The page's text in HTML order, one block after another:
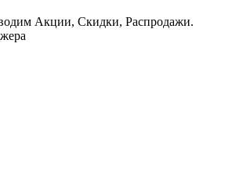
Акции, Скидки, Распродажи.